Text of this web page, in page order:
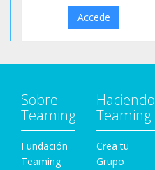
Accede
Sobre
Teaming
Fundación
Teaming
Haciendo
Teaming
Crea tu
Grupo